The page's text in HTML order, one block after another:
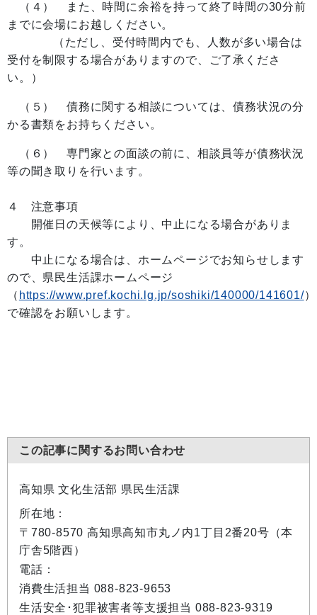
（４） また、時間に余裕を持って終了時間の30分前
までに会場にお越しください。
（ただし、受付時間内でも、人数が多い場合は
受付を制限する場合がありますので、ご了承くださ
い。）
（５） 債務に関する相談については、債務状況の分
かる書類をお持ちください。
（６） 専門家との面談の前に、相談員等が債務状況
等の聞き取りを行います。
４ 注意事項
開催日の天候等により、中止になる場合がありま
す。
中止になる場合は、ホームページでお知らせします
ので、県民生活課ホームページ
（ https://www.pref.kochi.lg.jp/soshiki/140000/141601/）
で確認をお願いします。
この記事に関するお問い合わせ
高知県 文化生活部 県民生活課
所在地：
〒780-8570 高知県高知市丸ノ内1丁目2番20号（本
庁舎5階西）
電話：
消費生活担当 088-823-9653
生活安全･犯罪被害者等支援担当 088-823-9319